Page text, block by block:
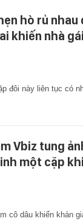
hò rủ nhau
khiến nhà
đôi này liên tục có
Vbiz tung
một cặp
cô dâu khiến khán